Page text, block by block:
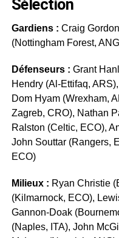
Sélection
Gardiens : Craig
(Nottingham Forest,
Défenseurs : Grant
Hendry (Al-Ettifaq,
Dom Hyam (Wrexham,
Zagreb, CRO), Nathan
Ralston (Celtic, ECO),
John Souttar (Rangers,
ECO)
Milieux : Ryan Christie
(Kilmarnock, ECO),
Gannon-Doak
(Naples, ITA), John